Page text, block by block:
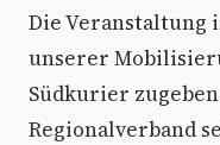
Die Veranstaltung
unserer
Südkurier
Regionalverband